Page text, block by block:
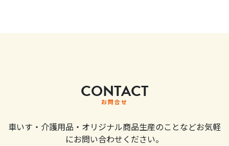
CONTACT
お問合せ
車いす・介護用品・オリジナル商品生産のことなどお気軽
にお問い合わせください。